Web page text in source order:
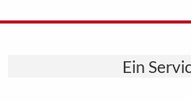
Ein